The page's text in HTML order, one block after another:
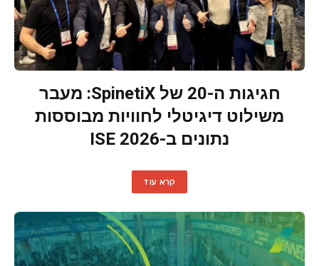
חגיגות ה-20 של SpinetiX: מעבר
משילוט דיגיטלי לחוויות מבוססות
נתונים ב-ISE 2026
קרא עוד